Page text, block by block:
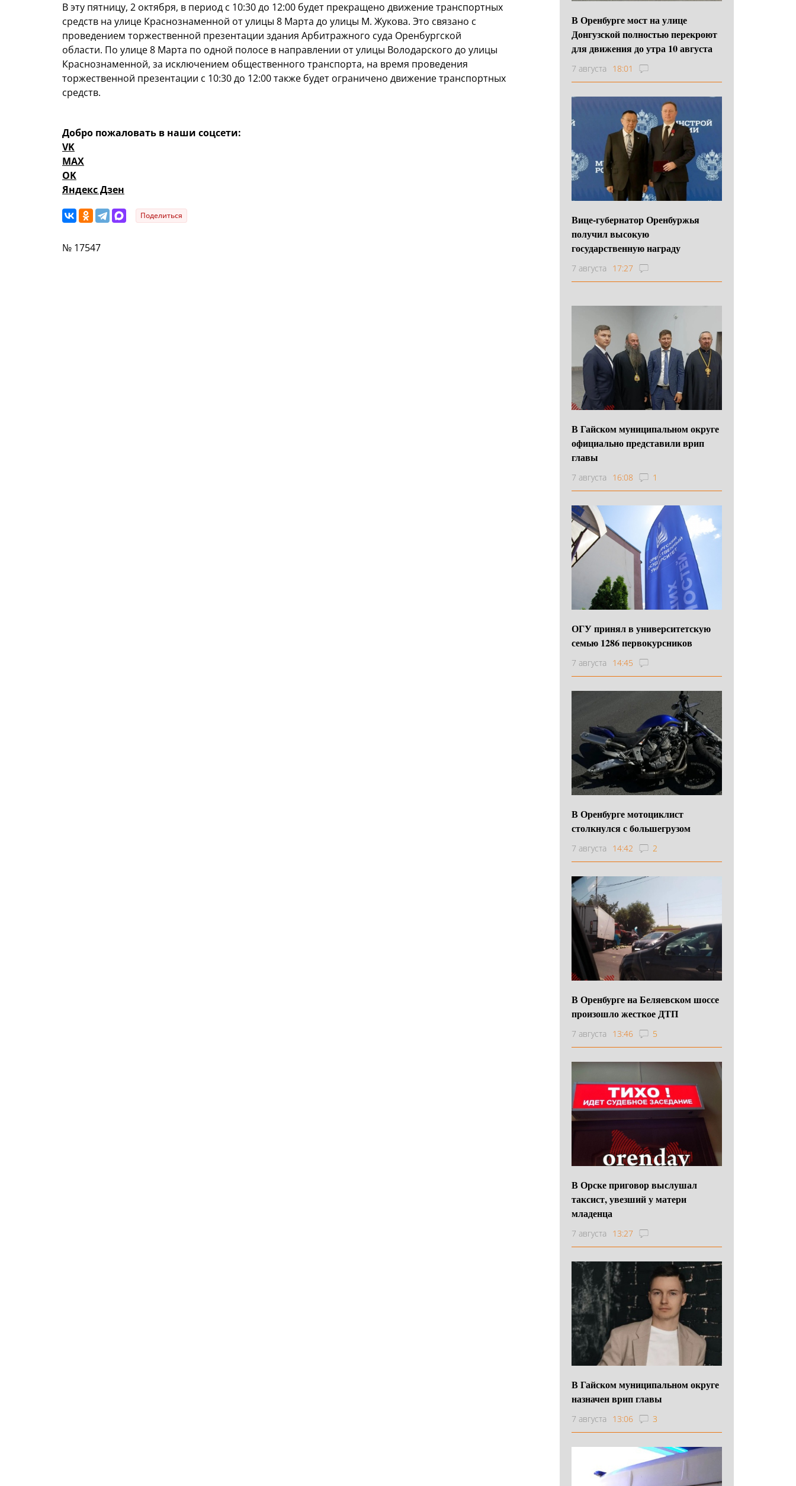
В эту пятницу, 2 октября, в период с 10:30 до 12:00 будет прекращено движение транспортных
средств на улице Краснознаменной от улицы 8 Марта до улицы М. Жукова. Это связано с
проведением торжественной презентации здания Арбитражного суда Оренбургской
области. По улице 8 Марта по одной полосе в направлении от улицы Володарского до улицы
Краснознаменной, за исключением общественного транспорта, на время проведения
торжественной презентации с 10:30 до 12:00 также будет ограничено движение транспортных
средств.
Добро пожаловать в наши соцсети:
VK
MAX
OK
Яндекс Дзен
Поделиться
№ 17547
В Оренбурге мост на улице
Донгузской полностью перекроют
для движения до утра 10 августа
7 августа 18:01
Вице-губернатор Оренбуржья
получил высокую
государственную награду
7 августа 17:27
В Гайском муниципальном округе
официально представили врип
главы
7 августа 16:08 1
ОГУ принял в университетскую
семью 1286 первокурсников
7 августа 14:45
В Оренбурге мотоциклист
столкнулся с большегрузом
7 августа 14:42 2
В Оренбурге на Беляевском шоссе
произошло жесткое ДТП
7 августа 13:46 5
В Орске приговор выслушал
таксист, увезший у матери
младенца
7 августа 13:27
В Гайском муниципальном округе
назначен врип главы
7 августа 13:06 3